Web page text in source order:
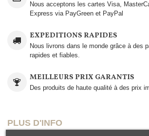
Nous acceptons les cartes Visa,
Express via PayGreen et PayPal
EXPEDITIONS RAPIDES
Nous livrons dans le monde grâce à des
rapides et fiables.
MEILLEURS PRIX GARANTIS
Des produits de haute qualité à des prix
PLUS D'INFO